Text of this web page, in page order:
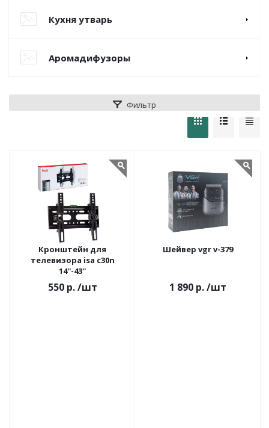
Кухня утварь
Аромадифузоры
Фильтр
Кронштейн для
телевизора isa c30n
14''-43''
550 р. /шт
Шейвер vgr v-379
1 890 р./шт